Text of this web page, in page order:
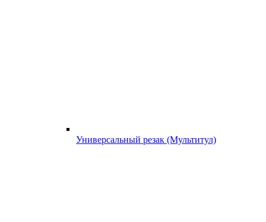
Универсальный резак (Мультитул)